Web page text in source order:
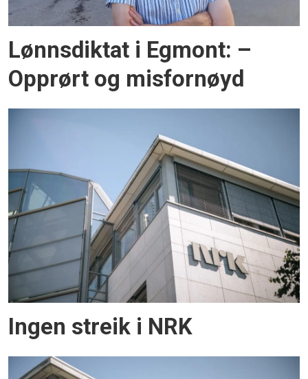
Lønnsdiktat i Egmont: –
Opprørt og misfornøyd
Ingen streik i NRK